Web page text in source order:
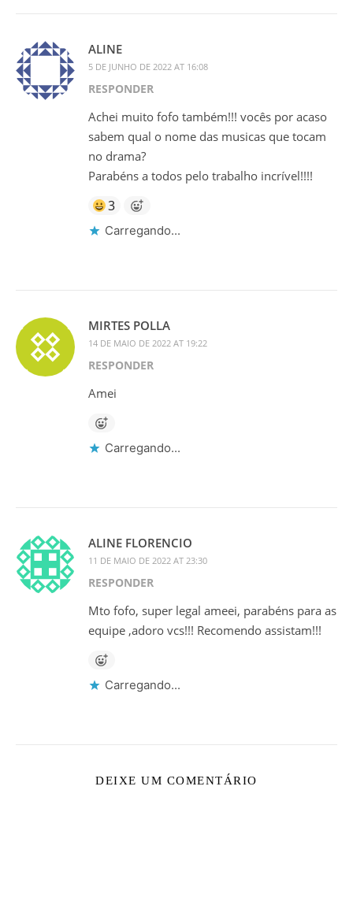
ALINE
5 DE JUNHO DE 2022 AT 16:08
RESPONDER
Achei muito fofo também!!! vocês por acaso
sabem qual o nome das musicas que tocam
no drama?
Parabéns a todos pelo trabalho incrível!!!!
3
Carregando...
MIRTES POLLA
14 DE MAIO DE 2022 AT 19:22
RESPONDER
Amei
Carregando...
ALINE FLORENCIO
11 DE MAIO DE 2022 AT 23:30
RESPONDER
Mto fofo, super legal ameei, parabéns para as
equipe ,adoro vcs!!! Recomendo assistam!!!
Carregando...
DEIXE UM COMENTÁRIO